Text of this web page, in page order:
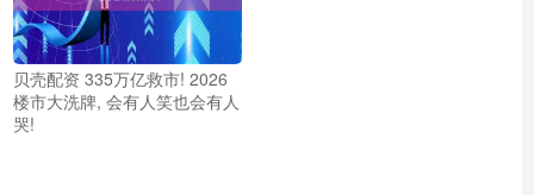
贝壳配资 335万亿救市! 2026
楼市大洗牌, 会有人笑也会有人
哭!